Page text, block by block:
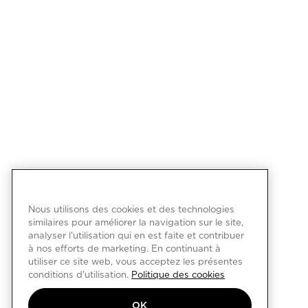
Nous utilisons des cookies et des technologies
similaires pour améliorer la navigation sur le site,
analyser l'utilisation qui en est faite et contribuer
à nos efforts de marketing. En continuant à
utiliser ce site web, vous acceptez les présentes
conditions d'utilisation. Politique des cookies
OK